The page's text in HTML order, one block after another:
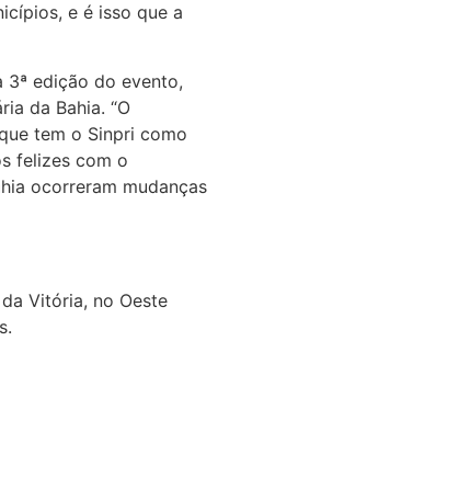
e é isso que a
edição do evento,
da Bahia. “O
tem o Sinpri como
felizes com o
ocorreram mudanças
Vitória, no Oeste